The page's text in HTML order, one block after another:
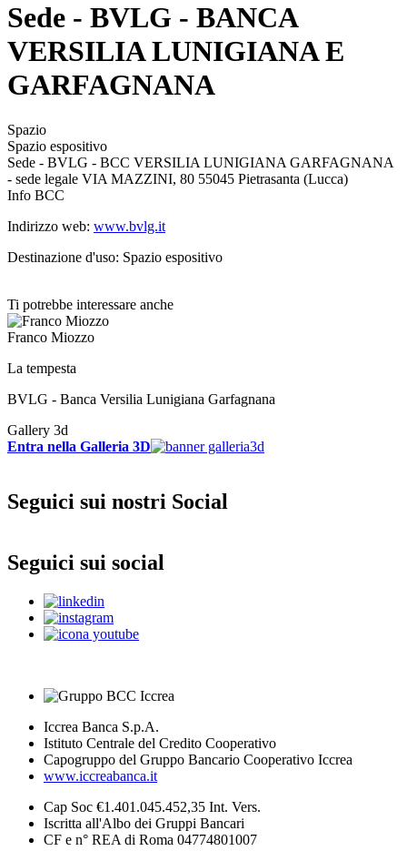
Sede - BVLG - BANCA
VERSILIA LUNIGIANA E
GARFAGNANA
Spazio
Spazio espositivo
Sede - BVLG - BCC VERSILIA LUNIGIANA GARFAGNANA
- sede legale VIA MAZZINI, 80 55045 Pietrasanta (Lucca)
Info BCC
Indirizzo web: www.bvlg.it
Destinazione d'uso: Spazio espositivo
Ti potrebbe interessare anche
Franco Miozzo
La tempesta
BVLG - Banca Versilia Lunigiana Garfagnana
Gallery 3d
Entra nella Galleria 3D
Seguici sui nostri Social
Seguici sui social
Iccrea Banca S.p.A.
Istituto Centrale del Credito Cooperativo
Capogruppo del Gruppo Bancario Cooperativo Iccrea
www.iccreabanca.it
Cap Soc €1.401.045.452,35 Int. Vers.
Iscritta all'Albo dei Gruppi Bancari
CF e n° REA di Roma 04774801007